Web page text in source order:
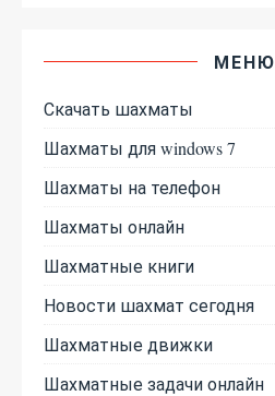
МЕНЮ
Скачать шахматы
Шахматы для windows 7
Шахматы на телефон
Шахматы онлайн
Шахматные книги
Новости шахмат сегодня
Шахматные движки
Шахматные задачи онлайн